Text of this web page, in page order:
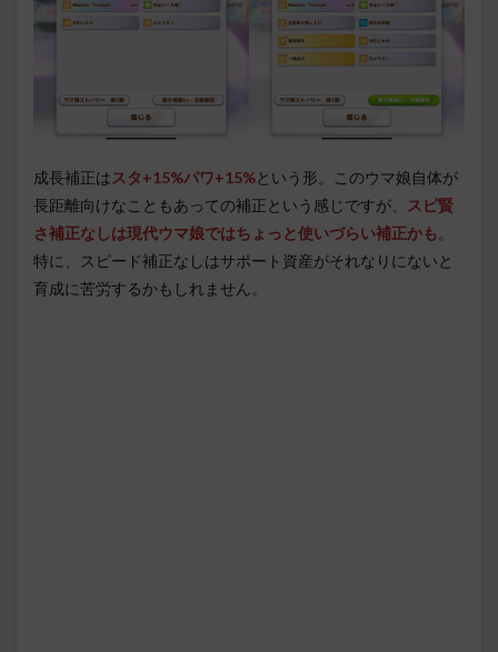
成長補正は スタ+15%パワ+15%という形。このウマ娘自体が
長距離向けなこともあっての補正という感じですが、
スピ賢
さ補正なしは現代ウマ娘ではちょっと使いづらい補正かも 。
特に、スピード補正なしはサポート資産がそれなりにないと
育成に苦労するかもしれません。